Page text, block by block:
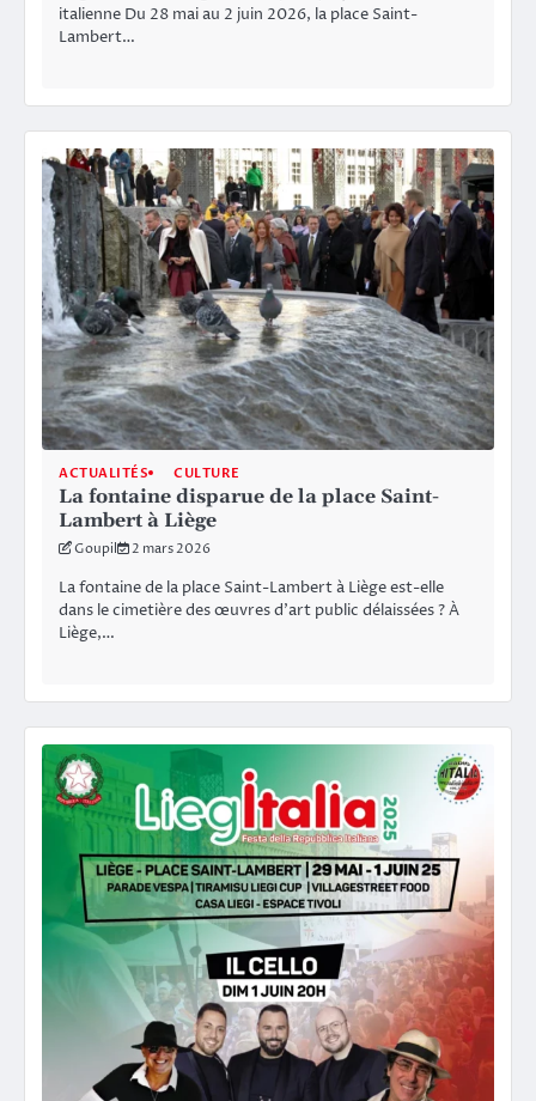
italienne Du 28 mai au 2 juin 2026, la place Saint-
Lambert…
ACTUALITÉS CULTURE
La fontaine disparue de la place Saint-
Lambert à Liège
Goupil 2 mars 2026
La fontaine de la place Saint-Lambert à Liège est-elle
dans le cimetière des œuvres d’art public délaissées ? À
Liège,…